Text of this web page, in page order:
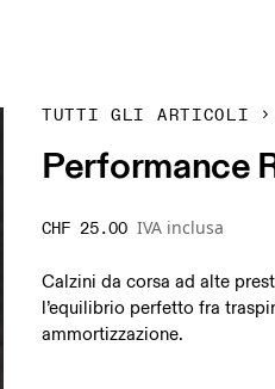
TUTTI GLI ARTICOLI
Performance
CHF 25.00 IVA inclusa
Calzini da corsa ad alte
l’equilibrio perfetto fra
ammortizzazione.